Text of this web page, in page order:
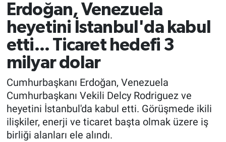
Erdoğan, Venezuela
heyetini İstanbul'da kabul
etti... Ticaret hedefi 3
milyar dolar
Cumhurbaşkanı Erdoğan, Venezuela
Cumhurbaşkanı Vekili Delcy Rodriguez ve
heyetini İstanbul'da kabul etti. Görüşmede ikili
ilişkiler, enerji ve ticaret başta olmak üzere iş
birliği alanları ele alındı.
Politika
Ekonomi
Spor
Kültür Sanat
Sağlık
İstanbul Trafik Yoğunluk Haritası
Süper Lig Puan Durumu ve Fikstür
Tüm Manşetler
Son Dakika Haberleri
Haber Arşivi